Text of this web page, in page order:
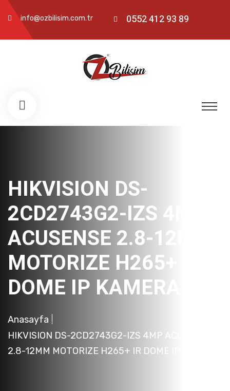
info@ozbilisim.com.tr 0552 412 93 89
HIKVISION DS-
2CD2743G2-IZS 4MP
ACUSENSE 2.8-12MM
MOTORIZE H265+ IR
DOME IP KAMERA
Anasayfa
HIKVISION DS-2CD2743G2-IZS 4MP ACUSENSE
2.8-12MM MOTORIZE H265+ IR DOME IP KAMERA